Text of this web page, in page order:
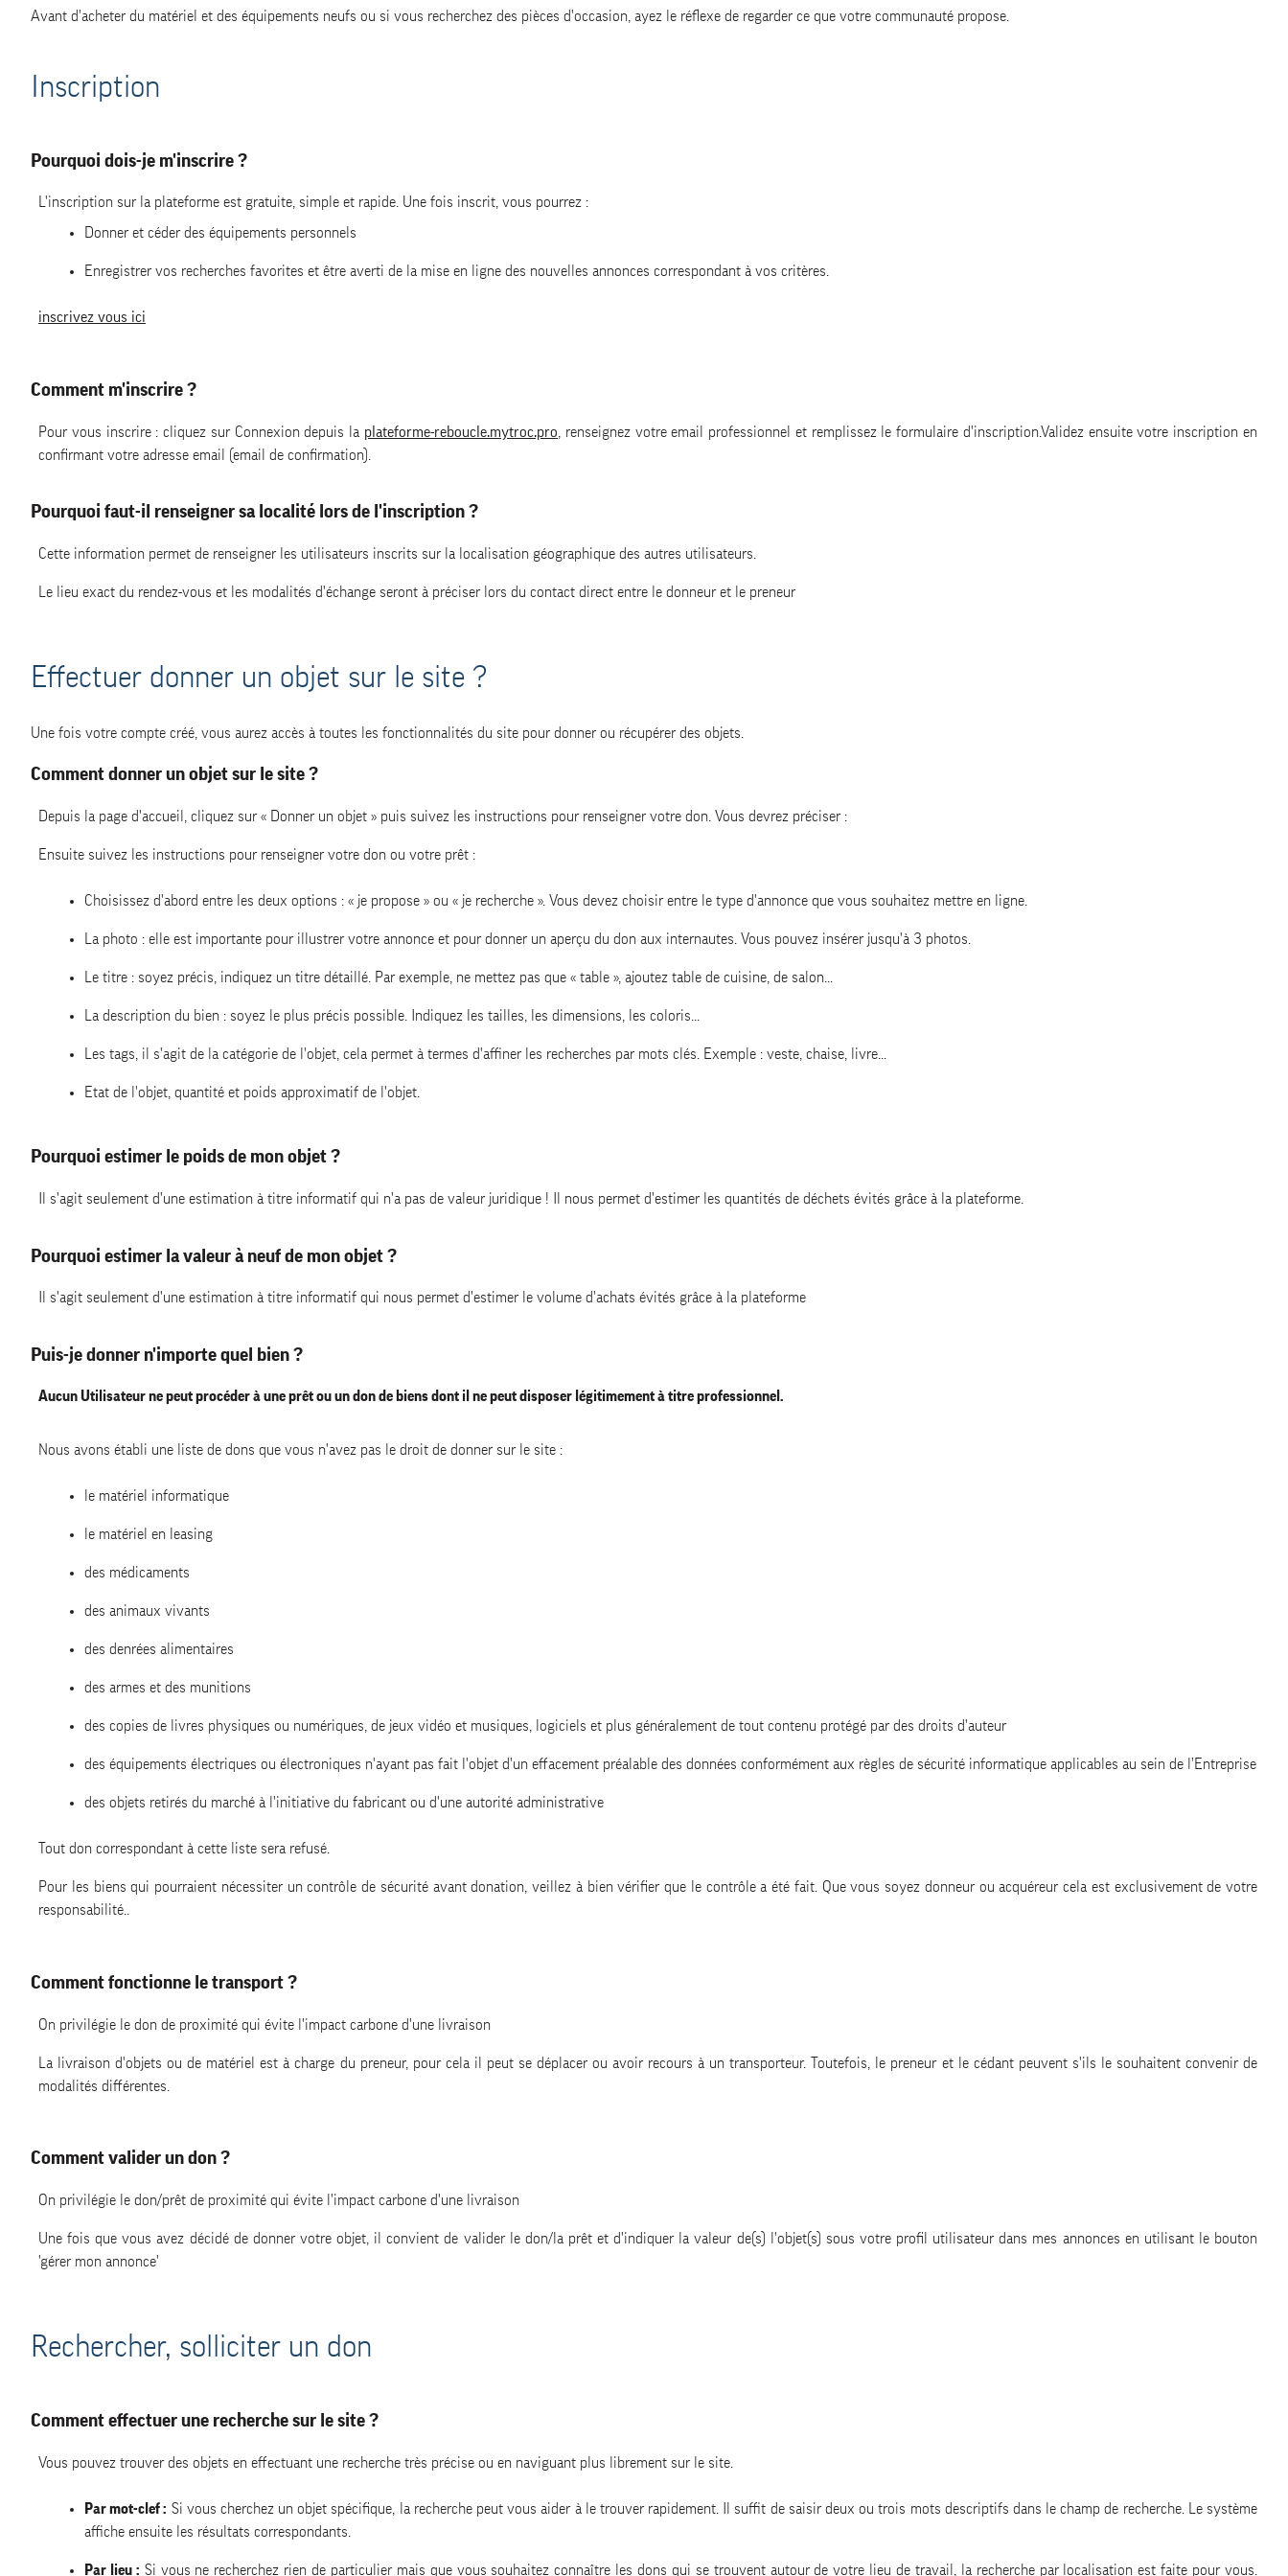
Le contact avec le preneur
Avant d'acheter du matériel et des équipements neufs ou si vous recherchez des pièces d'occasion, ayez le réflexe de regarder ce que votre communauté propose.
Inscription
Pourquoi dois-je m'inscrire ?
L'inscription sur la plateforme est gratuite, simple et rapide. Une fois inscrit, vous pourrez :
Donner et céder des équipements personnels
Enregistrer vos recherches favorites et être averti de la mise en ligne des nouvelles annonces correspondant à vos critères.
inscrivez vous ici
Comment m'inscrire ?
Pour vous inscrire : cliquez sur Connexion depuis la plateforme-reboucle.mytroc.pro , renseignez votre email professionnel et remplissez le formulaire d'inscription.Validez ensuite votre inscription en
confirmant votre adresse email (email de confirmation).
Pourquoi faut-il renseigner sa localité lors de l'inscription ?
Cette information permet de renseigner les utilisateurs inscrits sur la localisation géographique des autres utilisateurs.
Le lieu exact du rendez-vous et les modalités d'échange seront à préciser lors du contact direct entre le donneur et le preneur
Effectuer donner un objet sur le site ?
Une fois votre compte créé, vous aurez accès à toutes les fonctionnalités du site pour donner ou récupérer des objets.
Comment donner un objet sur le site ?
Depuis la page d'accueil, cliquez sur « Donner un objet » puis suivez les instructions pour renseigner votre don. Vous devrez préciser :
Ensuite suivez les instructions pour renseigner votre don ou votre prêt :
Choisissez d'abord entre les deux options : « je propose » ou « je recherche ». Vous devez choisir entre le type d'annonce que vous souhaitez mettre en ligne.
La photo : elle est importante pour illustrer votre annonce et pour donner un aperçu du don aux internautes. Vous pouvez insérer jusqu'à 3 photos.
Le titre : soyez précis, indiquez un titre détaillé. Par exemple, ne mettez pas que « table », ajoutez table de cuisine, de salon...
La description du bien : soyez le plus précis possible. Indiquez les tailles, les dimensions, les coloris...
Les tags, il s'agit de la catégorie de l'objet, cela permet à termes d'affiner les recherches par mots clés. Exemple : veste, chaise, livre...
Etat de l'objet, quantité et poids approximatif de l'objet.
Pourquoi estimer le poids de mon objet ?
Il s'agit seulement d'une estimation à titre informatif qui n'a pas de valeur juridique ! Il nous permet d'estimer les quantités de déchets évités grâce à la plateforme.
Pourquoi estimer la valeur à neuf de mon objet ?
Il s'agit seulement d'une estimation à titre informatif qui nous permet d'estimer le volume d'achats évités grâce à la plateforme
Puis-je donner n'importe quel bien ?
Aucun Utilisateur ne peut procéder à une prêt ou un don de biens dont il ne peut disposer légitimement à titre professionnel.
Nous avons établi une liste de dons que vous n'avez pas le droit de donner sur le site :
le matériel informatique
le matériel en leasing
des médicaments
des animaux vivants
des denrées alimentaires
des armes et des munitions
des copies de livres physiques ou numériques, de jeux vidéo et musiques, logiciels et plus généralement de tout contenu protégé par des droits d'auteur
des équipements électriques ou électroniques n'ayant pas fait l'objet d'un effacement préalable des données conformément aux règles de sécurité informatique applicables au sein de l’Entreprise
des objets retirés du marché à l'initiative du fabricant ou d'une autorité administrative
Tout don correspondant à cette liste sera refusé.
Pour les biens qui pourraient nécessiter un contrôle de sécurité avant donation, veillez à bien vérifier que le contrôle a été fait. Que vous soyez donneur ou acquéreur cela est exclusivement de votre
responsabilité..
Comment fonctionne le transport ?
On privilégie le don de proximité qui évite l'impact carbone d'une livraison
La livraison d'objets ou de matériel est à charge du preneur, pour cela il peut se déplacer ou avoir recours à un transporteur. Toutefois, le preneur et le cédant peuvent s'ils le souhaitent convenir de
modalités différentes.
Comment valider un don ?
On privilégie le don/prêt de proximité qui évite l'impact carbone d'une livraison
Une fois que vous avez décidé de donner votre objet, il convient de valider le don/la prêt et d'indiquer la valeur de(s) l'objet(s) sous votre profil utilisateur dans mes annonces en utilisant le bouton
'gérer mon annonce'
Rechercher, solliciter un don
Comment effectuer une recherche sur le site ?
Vous pouvez trouver des objets en effectuant une recherche très précise ou en naviguant plus librement sur le site.
Par mot-clef : Si vous cherchez un objet spécifique, la recherche peut vous aider à le trouver rapidement. Il suffit de saisir deux ou trois mots descriptifs dans le champ de recherche. Le système
affiche ensuite les résultats correspondants.
Par lieu : Si vous ne recherchez rien de particulier mais que vous souhaitez connaître les dons qui se trouvent autour de votre lieu de travail, la recherche par localisation est faite pour vous.